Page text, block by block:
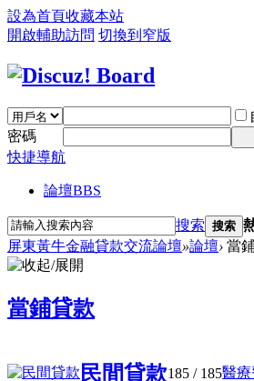
設為首頁收藏本站
開啟輔助訪問 切換到窄版
密碼
快捷導航
論壇BBS
搜索 搜索
屏東黃牛金融貸款交流論壇»論壇› 當
當鋪貸款
民間貸款185 / 185醫療